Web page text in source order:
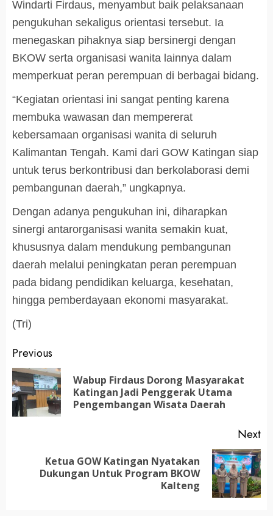
Windarti Firdaus, menyambut baik pelaksanaan
pengukuhan sekaligus orientasi tersebut. Ia
menegaskan pihaknya siap bersinergi dengan
BKOW serta organisasi wanita lainnya dalam
memperkuat peran perempuan di berbagai bidang.
“Kegiatan orientasi ini sangat penting karena
membuka wawasan dan mempererat
kebersamaan organisasi wanita di seluruh
Kalimantan Tengah. Kami dari GOW Katingan siap
untuk terus berkontribusi dan berkolaborasi demi
pembangunan daerah,” ungkapnya.
Dengan adanya pengukuhan ini, diharapkan
sinergi antarorganisasi wanita semakin kuat,
khususnya dalam mendukung pembangunan
daerah melalui peningkatan peran perempuan
pada bidang pendidikan keluarga, kesehatan,
hingga pemberdayaan ekonomi masyarakat.
(Tri)
Post
navigation
Previous
Wabup Firdaus Dorong Masyarakat
Katingan Jadi Penggerak Utama
Pengembangan Wisata Daerah
Next
Ketua GOW Katingan Nyatakan
Dukungan Untuk Program BKOW
Kalteng